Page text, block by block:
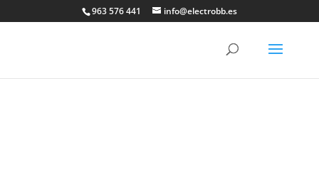
963 576 441 info@electrobb.es
×